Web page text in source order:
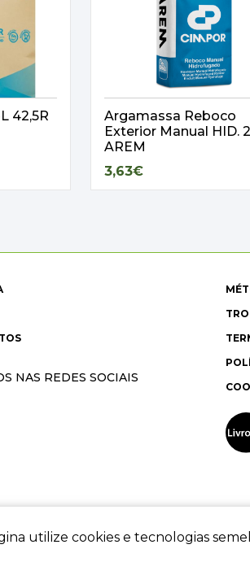
42,5R
Argamassa Reboco
Exterior Manual HID.
AREM
3,63€
utilize cookies e tecnologias
NAS REDES SOCIAIS
critec